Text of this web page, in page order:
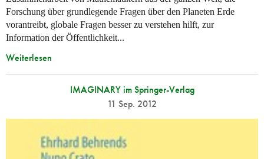
Forschung über grundlegende Fragen über den Planeten Erde
vorantreibt, globale Fragen besser zu verstehen hilft, zur
Information der Öffentlichkeit...
Weiterlesen
IMAGINARY im Springer-Verlag
11 Sep. 2012